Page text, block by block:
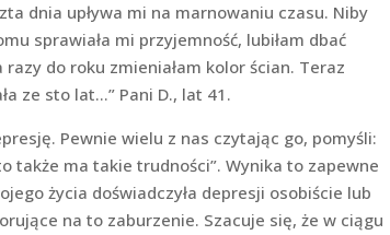
dnia upływa mi na marnowaniu czasu. Niby
sprawiała mi przyjemność, lubiłam dbać
do roku zmieniałam kolor ścian. Teraz
ze sto lat…” Pani D., lat 41.
Pewnie wielu z nas czytając go, pomyśli:
także ma takie trudności”. Wynika to zapewne
życia doświadczyła depresji osobiście lub
na to zaburzenie. Szacuje się, że w ciągu